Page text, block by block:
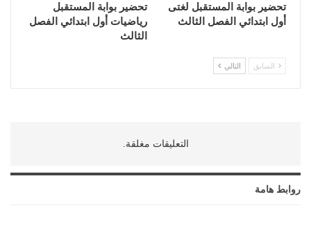
تحضير بوابة المستقبل لغتى
أول ابتدائي الفصل الثالث
تحضير بوابة المستقبل
رياضيات أول ابتدائي الفصل
الثالث
السابق التالي
التعليقات مغلقة.
روابط هامة